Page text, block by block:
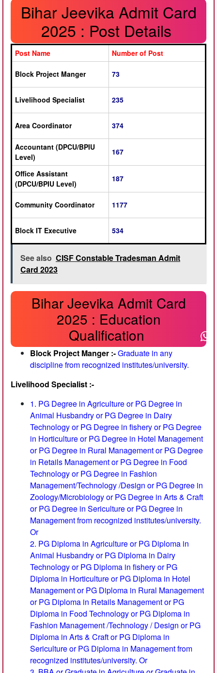
Bihar Jeevika Admit Card
2025 : Post Details
Post Name Number of Post
Block Project Manger 73
Livelihood Specialist 235
Area Coordinator 374
Accountant (DPCU/BPIU
Level)
167
Office Assistant
(DPCU/BPIU Level)
187
Community Coordinator 1177
Block IT Executive 534
See also CISF Constable Tradesman Admit
Card 2023
Bihar Jeevika Admit Card
2025 : Education
Qualification
Block Project Manger :-Graduate in any
discipline from recognized institutes/university.
Livelihood Specialist :-
1. PG Degree in Agriculture or PG Degree in
Animal Husbandry or PG Degree in Dairy
Technology or PG Degree in fishery or PG Degree
in Horticulture or PG Degree in Hotel Management
or PG Degree in Rural Management or PG Degree
in Retails Management or PG Degree in Food
Technology or PG Degree in Fashion
Management/Technology /Design or PG Degree in
Zoology/Microbiology or PG Degree in Arts & Craft
or PG Degree in Sericulture or PG Degree in
Management from recognized institutes/university.
Or
2. PG Diploma in Agriculture or PG Diploma in
Animal Husbandry or PG Diploma in Dairy
Technology or PG Diploma in fishery or PG
Diploma in Horticulture or PG Diploma in Hotel
Management or PG Diploma in Rural Management
or PG Diploma in Retails Management or PG
Diploma in Food Technology or PG Diploma in
Fashion Management /Technology / Design or PG
Diploma in Arts & Craft or PG Diploma in
Sericulture or PG Diploma in Management from
recognized institutes/university. Or